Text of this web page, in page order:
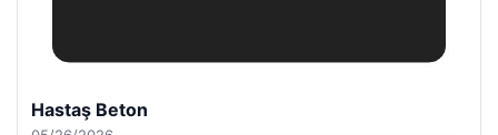
Prenses Night Club